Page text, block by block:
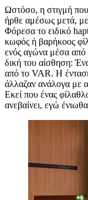
Ωστόσο, η στιγμή
ήρθε αμέσως μετά, με
Φόρεσα το ειδικό
κωφός ή βαρήκοος
ενός αγώνα μέσα από
δική του αίσθηση:
από το VAR. Η
άλλαζαν ανάλογα με
Εκεί που ένας
ανεβαίνει, εγώ